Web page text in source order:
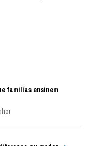
famílias ensinem